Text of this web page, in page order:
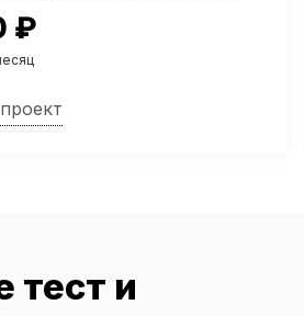
₽
тест и